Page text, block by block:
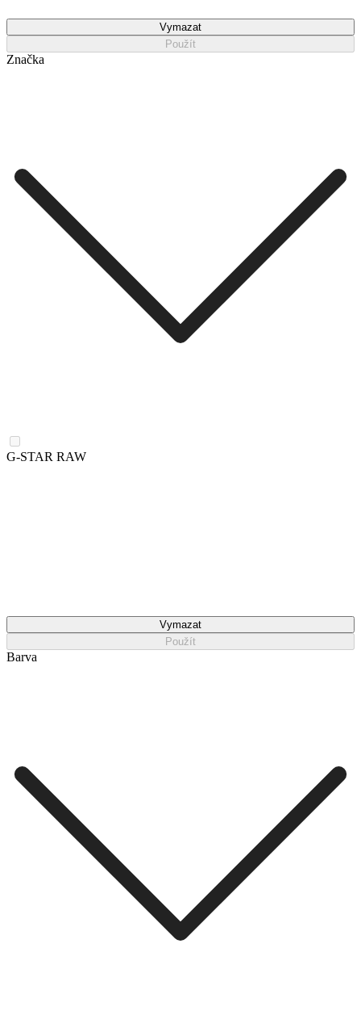
Vymazat
Použít
Značka
G-STAR RAW
Vymazat
Použít
Barva